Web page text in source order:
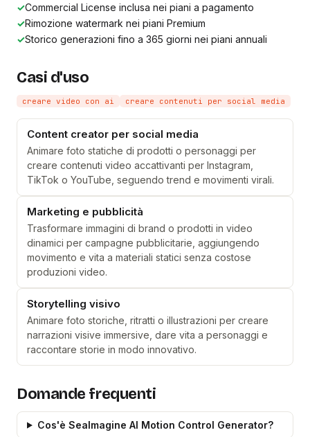
✓Commercial License inclusa nei piani a pagamento
✓Rimozione watermark nei piani Premium
✓Storico generazioni fino a 365 giorni nei piani annuali
Casi d'uso
creare video con ai creare contenuti per social media
Content creator per social media
Animare foto statiche di prodotti o personaggi per
creare contenuti video accattivanti per Instagram,
TikTok o YouTube, seguendo trend e movimenti virali.
Marketing e pubblicità
Trasformare immagini di brand o prodotti in video
dinamici per campagne pubblicitarie, aggiungendo
movimento e vita a materiali statici senza costose
produzioni video.
Storytelling visivo
Animare foto storiche, ritratti o illustrazioni per creare
narrazioni visive immersive, dare vita a personaggi e
raccontare storie in modo innovativo.
Domande frequenti
Cos'è SeaImagine AI Motion Control Generator?